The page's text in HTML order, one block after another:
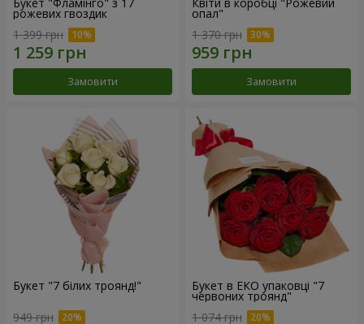
Букет "Фламінго" з 17
рожевих гвоздик
1 399 грн
Замовити
Квіти в коробці "Рожевий
опал"
1 370 грн
Замовити
Букет "7 білих троянд!"
949 грн
Букет в ЕКО упаковці "7
червоних троянд"
1 074 грн